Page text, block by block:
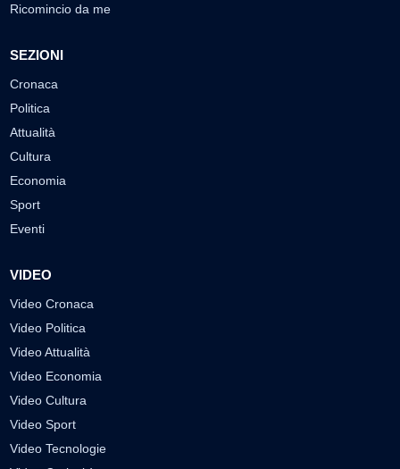
Ricomincio da me
SEZIONI
Cronaca
Politica
Attualità
Cultura
Economia
Sport
Eventi
VIDEO
Video Cronaca
Video Politica
Video Attualità
Video Economia
Video Cultura
Video Sport
Video Tecnologie